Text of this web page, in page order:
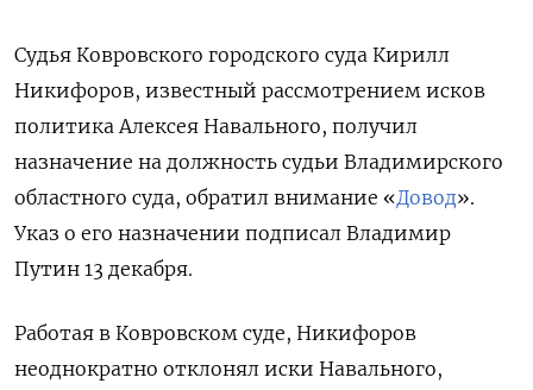
Судья Ковровского городского суда Кирилл
Никифоров, известный рассмотрением исков
политика Алексея Навального, получил
назначение на должность судьи Владимирского
областного суда, обратил внимание «Довод».
Указ о его назначении подписал Владимир
Путин 13 декабря.
Работая в Ковровском суде, Никифоров
неоднократно отклонял иски Навального,